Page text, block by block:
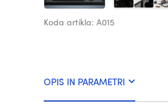
Koda artikla: A015
OPIS IN PARAMETRI